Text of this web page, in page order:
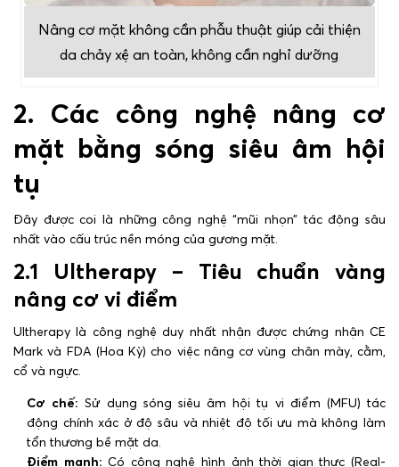
Nâng cơ mặt không cần phẫu thuật giúp cải thiện
da chảy xệ an toàn, không cần nghỉ dưỡng
2. Các công nghệ nâng cơ
mặt bằng sóng siêu âm hội
tụ
Đây được coi là những công nghệ “mũi nhọn” tác động sâu
nhất vào cấu trúc nền móng của gương mặt.
2.1 Ultherapy – Tiêu chuẩn vàng
nâng cơ vi điểm
Ultherapy là công nghệ duy nhất nhận được chứng nhận CE
Mark và FDA (Hoa Kỳ) cho việc nâng cơ vùng chân mày, cằm,
cổ và ngực.
Cơ chế: Sử dụng sóng siêu âm hội tụ vi điểm (MFU) tác
động chính xác ở độ sâu và nhiệt độ tối ưu mà không làm
tổn thương bề mặt da.
Điểm mạnh: Có công nghệ hình ảnh thời gian thực (Real-